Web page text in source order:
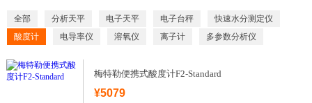
全部 分析天平 电子天平 电子台秤
快速水分测定仪
酸度计
电导率仪 溶氧仪 离子计 多参数分析仪
梅特勒便携式酸度计F2-Standard
¥5079